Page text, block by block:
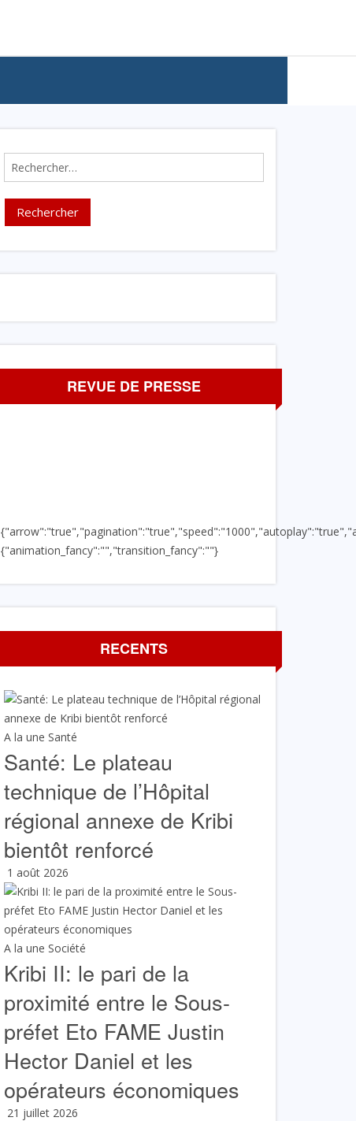
Rechercher :
REVUE DE PRESSE
{"animation_fancy":"","transition_fancy":""}
RECENTS
A la une Santé
Santé: Le plateau
technique de l’Hôpital
régional annexe de Kribi
bientôt renforcé
1 août 2026
A la une Société
Kribi II: le pari de la
proximité entre le Sous-
préfet Eto FAME Justin
Hector Daniel et les
opérateurs économiques
21 juillet 2026